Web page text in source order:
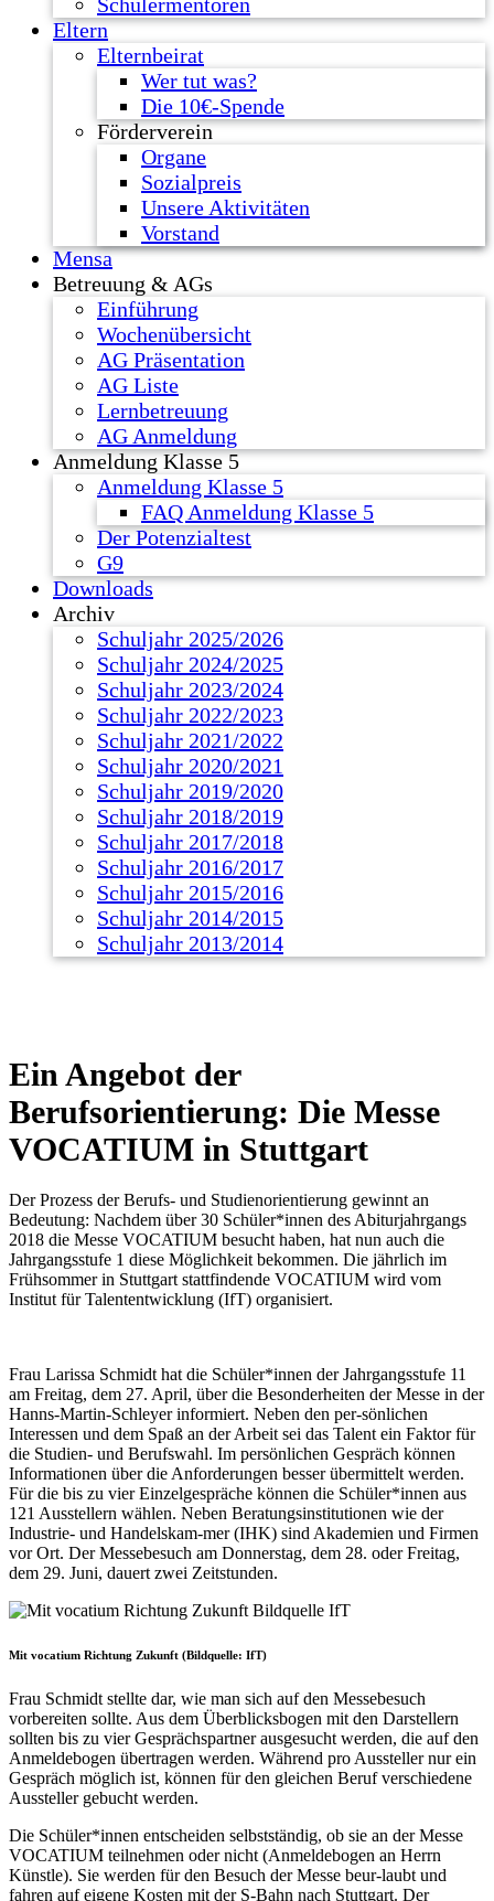
Eltern
Elternbeirat
Wer tut was?
Die 10€-Spende
Förderverein
Organe
Sozialpreis
Unsere Aktivitäten
Vorstand
Mensa
Betreuung & AGs
Einführung
Wochenübersicht
AG Präsentation
AG Liste
Lernbetreuung
AG Anmeldung
Anmeldung Klasse 5
Anmeldung Klasse 5
FAQ Anmeldung Klasse 5
Der Potenzialtest
G9
Downloads
Archiv
Schuljahr 2025/2026
Schuljahr 2024/2025
Schuljahr 2023/2024
Schuljahr 2022/2023
Schuljahr 2021/2022
Schuljahr 2020/2021
Schuljahr 2019/2020
Schuljahr 2018/2019
Schuljahr 2017/2018
Schuljahr 2016/2017
Schuljahr 2015/2016
Schuljahr 2014/2015
Schuljahr 2013/2014
Ein Angebot der
Berufsorientierung: Die Messe
VOCATIUM in Stuttgart
Der Prozess der Berufs- und Studienorientierung gewinnt an
Bedeutung: Nachdem über 30 Schüler*innen des Abiturjahrgangs
2018 die Messe VOCATIUM besucht haben, hat nun auch die
Jahrgangsstufe 1 diese Möglichkeit bekommen. Die jährlich im
Frühsommer in Stuttgart stattfindende VOCATIUM wird vom
Institut für Talententwicklung (IfT) organisiert.
Frau Larissa Schmidt hat die Schüler*innen der Jahrgangsstufe 11
am Freitag, dem 27. April, über die Besonderheiten der Messe in der
Hanns-Martin-Schleyer informiert. Neben den per-sönlichen
Interessen und dem Spaß an der Arbeit sei das Talent ein Faktor für
die Studien- und Berufswahl. Im persönlichen Gespräch können
Informationen über die Anforderungen besser übermittelt werden.
Für die bis zu vier Einzelgespräche können die Schüler*innen aus
121 Ausstellern wählen. Neben Beratungsinstitutionen wie der
Industrie- und Handelskam-mer (IHK) sind Akademien und Firmen
vor Ort. Der Messebesuch am Donnerstag, dem 28. oder Freitag,
dem 29. Juni, dauert zwei Zeitstunden.
Mit vocatium Richtung Zukunft (Bildquelle: IfT)
Frau Schmidt stellte dar, wie man sich auf den Messebesuch
vorbereiten sollte. Aus dem Überblicksbogen mit den Darstellern
sollten bis zu vier Gesprächspartner ausgesucht werden, die auf den
Anmeldebogen übertragen werden. Während pro Aussteller nur ein
Gespräch möglich ist, können für den gleichen Beruf verschiedene
Aussteller gebucht werden.
Die Schüler*innen entscheiden selbstständig, ob sie an der Messe
VOCATIUM teilnehmen oder nicht (Anmeldebogen an Herrn
Künstle). Sie werden für den Besuch der Messe beur-laubt und
fahren auf eigene Kosten mit der S-Bahn nach Stuttgart. Der